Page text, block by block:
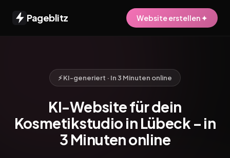
Pageblitz Website erstellen ✦
⚡ KI-generiert · In 3 Minuten online
KI-Website für dein
Kosmetikstudio in Lübeck – in
3 Minuten online